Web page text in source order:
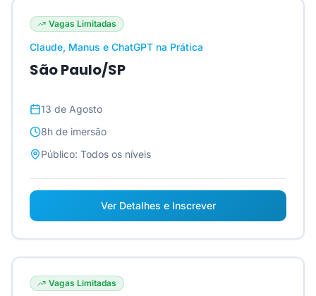
Vagas Limitadas
Claude, Manus e ChatGPT na Prática
São Paulo/SP
13 de Agosto
8h de imersão
Público: Todos os níveis
Ver Detalhes e Inscrever
Vagas Limitadas